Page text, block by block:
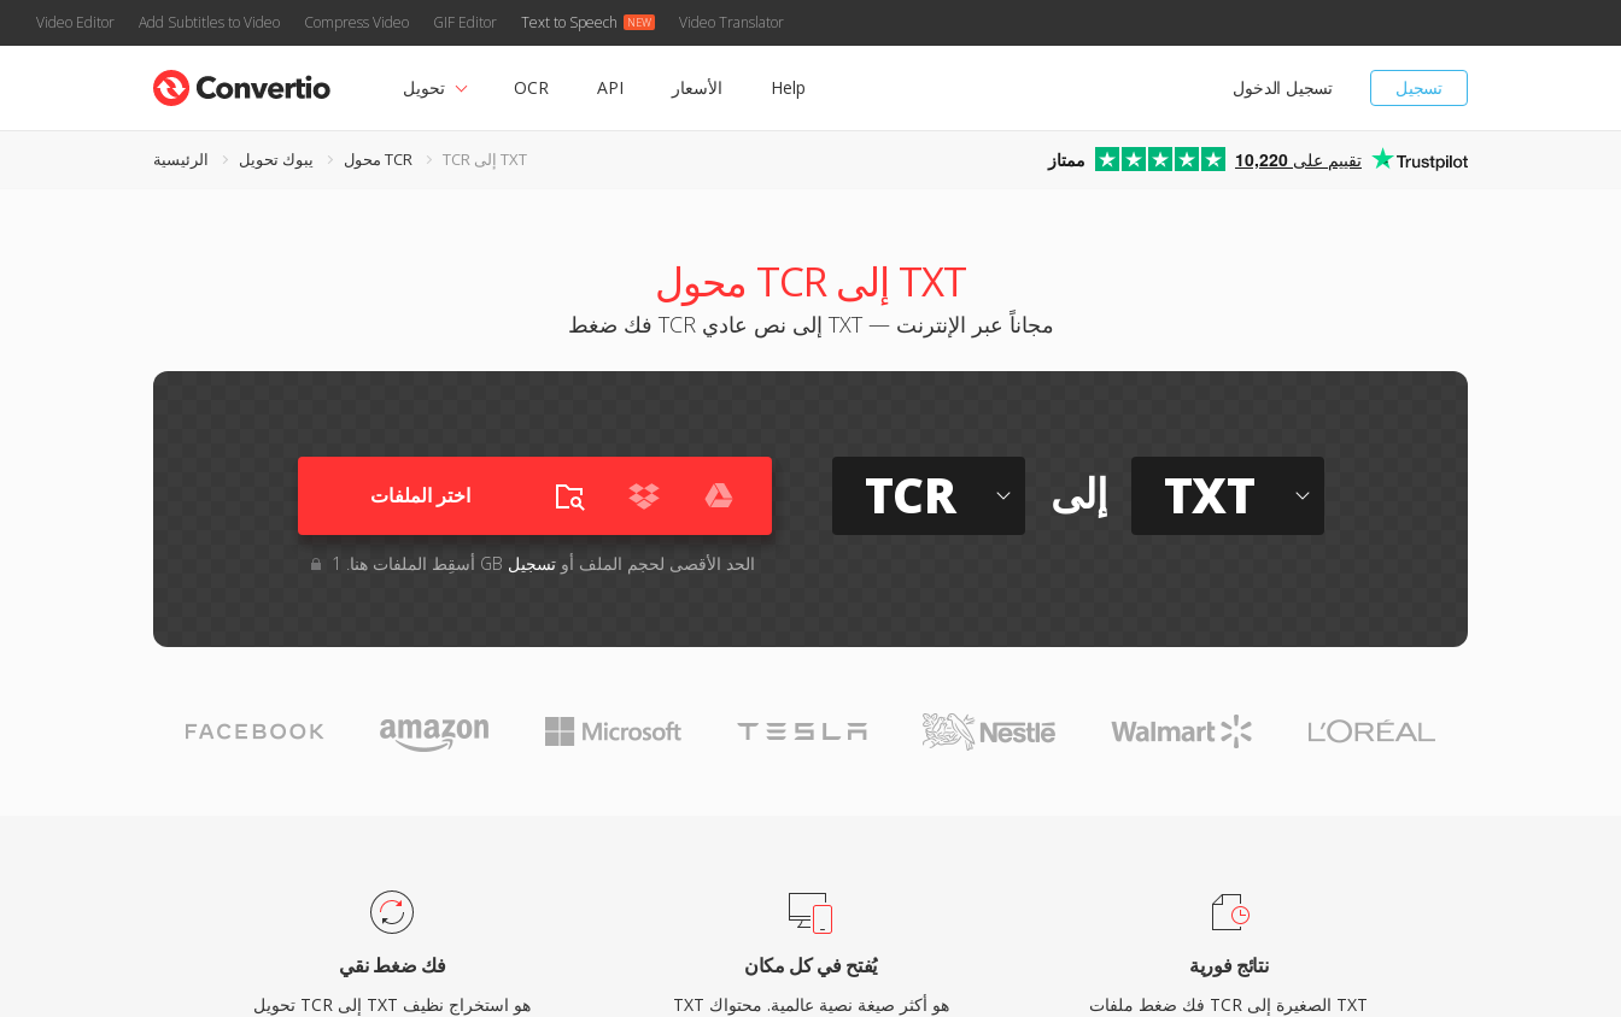
Video Editor Add Subtitles to Video Compress Video GIF Editor Text to Speech Video Translator
تسجيل تسجيل الدخول تحويل OCR API الأسعار Help
الرئيسية يبوك تحويل محول TCR TCR إلى TXT ممتاز 10,220 تقييم على
محول TCR إلى TXT
فك ضغط TCR إلى نص عادي TXT — مجاناً عبر الإنترنت
اختر الملفات
أسقِط الملفات هنا. 1 GB الحد الأقصى لحجم الملف أوتسجيل
TCR إلى TXT
فك ضغط نقي
تحويل TCR إلى TXT هو استخراج نظيف
يُفتح في كل مكان
TXT هو أكثر صيغة نصية عالمية. محتواك
نتائج فورية
فك ضغط ملفات TCR الصغيرة إلى TXT